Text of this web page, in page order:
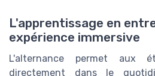
L'apprentissage en
expérience immersive
L'alternance permet aux
directement dans le